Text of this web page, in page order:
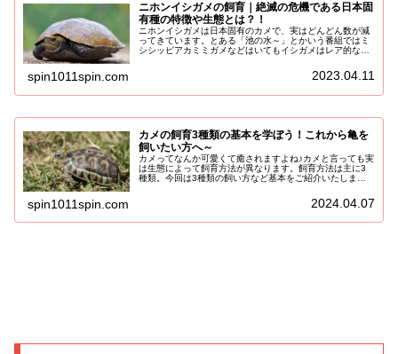
ニホンイシガメの飼育｜絶滅の危機である日本固
有種の特徴や生態とは？！
ニホンイシガメは日本固有のカメで、実はどんどん数が減
ってきています。とある「池の水～」とかいう番組ではミ
シシッピアカミミガメなどはいてもイシガメはレア的な存
spin1011spin.com 2023.04.11
カメの飼育3種類の基本を学ぼう！これから亀を
飼いたい方へ～
カメってなんか可愛くて癒されますよね♪カメと言っても実
は生態によって飼育方法が異なります。飼育方法は主に3
種類。今回は3種類の飼い方など基本をご紹介いたしま
spin1011spin.com 2024.04.07